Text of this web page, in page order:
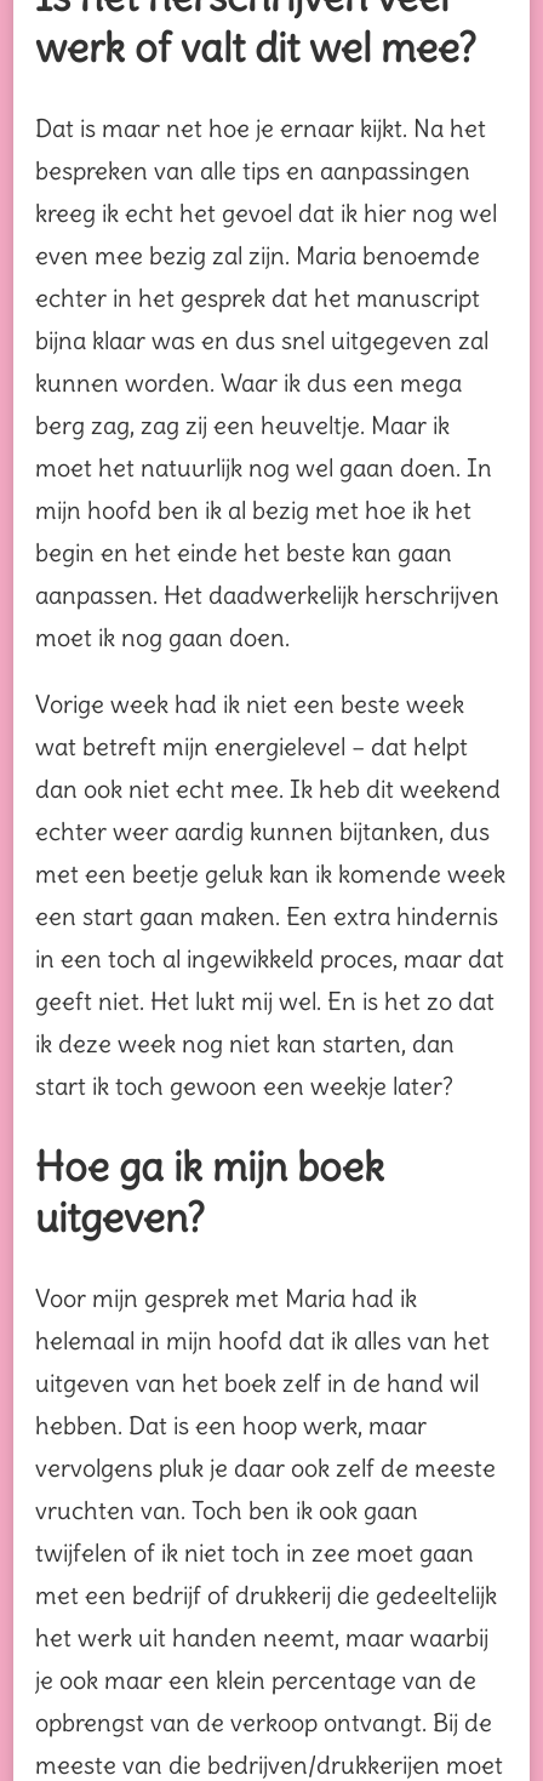
werk of valt dit wel mee?
Dat is maar net hoe je ernaar kijkt. Na het
bespreken van alle tips en aanpassingen
kreeg ik echt het gevoel dat ik hier nog wel
even mee bezig zal zijn. Maria benoemde
echter in het gesprek dat het manuscript
bijna klaar was en dus snel uitgegeven zal
kunnen worden. Waar ik dus een mega
berg zag, zag zij een heuveltje. Maar ik
moet het natuurlijk nog wel gaan doen. In
mijn hoofd ben ik al bezig met hoe ik het
begin en het einde het beste kan gaan
aanpassen. Het daadwerkelijk herschrijven
moet ik nog gaan doen.
Vorige week had ik niet een beste week
wat betreft mijn energielevel – dat helpt
dan ook niet echt mee. Ik heb dit weekend
echter weer aardig kunnen bijtanken, dus
met een beetje geluk kan ik komende week
een start gaan maken. Een extra hindernis
in een toch al ingewikkeld proces, maar dat
geeft niet. Het lukt mij wel. En is het zo dat
ik deze week nog niet kan starten, dan
start ik toch gewoon een weekje later?
Hoe ga ik mijn boek
uitgeven?
Voor mijn gesprek met Maria had ik
helemaal in mijn hoofd dat ik alles van het
uitgeven van het boek zelf in de hand wil
hebben. Dat is een hoop werk, maar
vervolgens pluk je daar ook zelf de meeste
vruchten van. Toch ben ik ook gaan
twijfelen of ik niet toch in zee moet gaan
met een bedrijf of drukkerij die gedeeltelijk
het werk uit handen neemt, maar waarbij
je ook maar een klein percentage van de
opbrengst van de verkoop ontvangt. Bij de
meeste van die bedrijven/drukkerijen moet